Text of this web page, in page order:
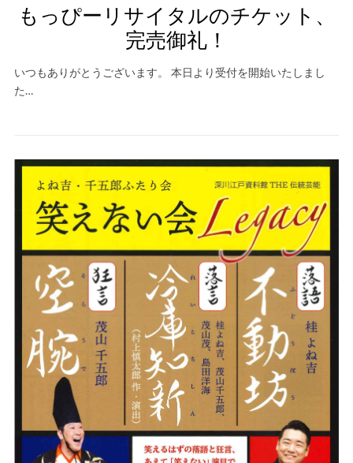
もっぴーリサイタルのチケット、
完売御礼！
いつもありがとうございます。 本日より受付を開始いたしまし
た…